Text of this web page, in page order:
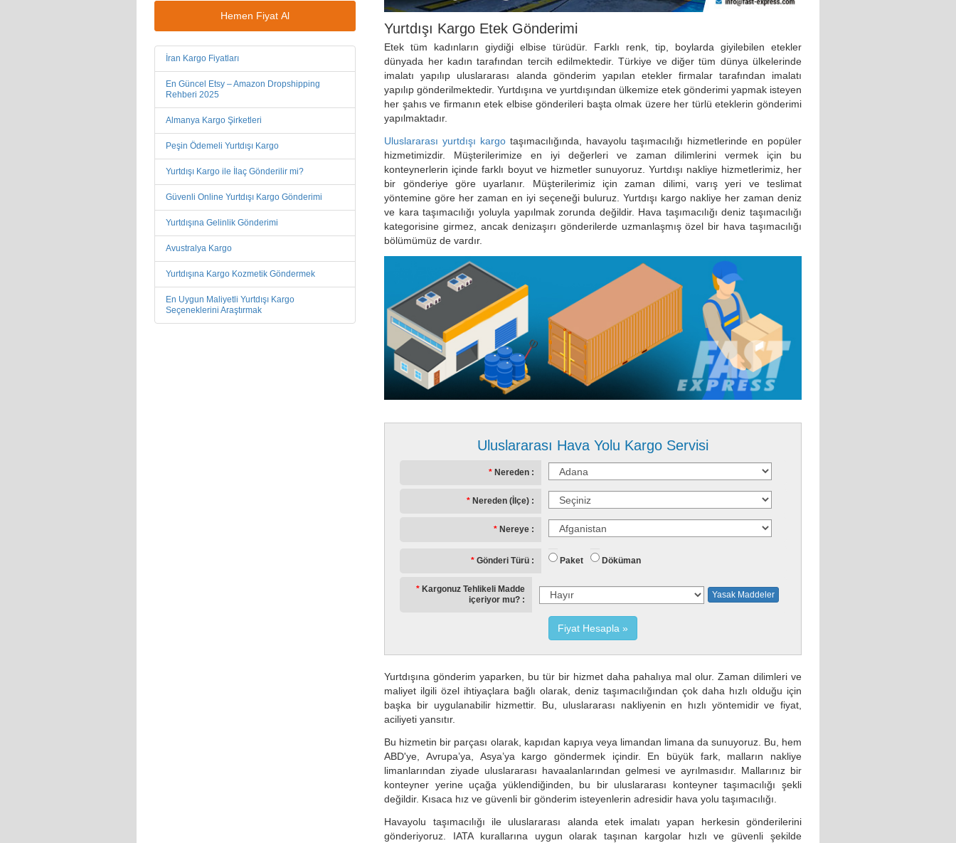
Hemen Fiyat Al
İran Kargo Fiyatları
En Güncel Etsy – Amazon Dropshipping
Rehberi 2025
Almanya Kargo Şirketleri
Peşin Ödemeli Yurtdışı Kargo
Yurtdışı Kargo ile İlaç Gönderilir mi?
Güvenli Online Yurtdışı Kargo Gönderimi
Yurtdışına Gelinlik Gönderimi
Avustralya Kargo
Yurtdışına Kargo Kozmetik Göndermek
En Uygun Maliyetli Yurtdışı Kargo
Seçeneklerini Araştırmak
Uluslararası Hava Yolu Kargo Servisi
Nereden
Nereden (İlçe)
Nereye
Gönderi Türü Paket Döküman
Kargonuz Tehlikeli Madde
içeriyor mu?
Yasak Maddeler
Fiyat Hesapla
Yurtdışı Kargo Etek Gönderimi
Etek tüm kadınların giydiği elbise türüdür. Farklı renk, tip, boylarda giyilebilen etekler
dünyada her kadın tarafından tercih edilmektedir. Türkiye ve diğer tüm dünya ülkelerinde
imalatı yapılıp uluslararası alanda gönderim yapılan etekler firmalar tarafından imalatı
yapılıp gönderilmektedir. Yurtdışına ve yurtdışından ülkemize etek gönderimi yapmak isteyen
her şahıs ve firmanın etek elbise gönderileri başta olmak üzere her türlü eteklerin gönderimi
yapılmaktadır.
Uluslararası yurtdışı kargo taşımacılığında, havayolu taşımacılığı hizmetlerinde en popüler
hizmetimizdir. Müşterilerimize en iyi değerleri ve zaman dilimlerini vermek için bu
konteynerlerin içinde farklı boyut ve hizmetler sunuyoruz. Yurtdışı nakliye hizmetlerimiz, her
bir gönderiye göre uyarlanır. Müşterilerimiz için zaman dilimi, varış yeri ve teslimat
yöntemine göre her zaman en iyi seçeneği buluruz. Yurtdışı kargo nakliye her zaman deniz
ve kara taşımacılığı yoluyla yapılmak zorunda değildir. Hava taşımacılığı deniz taşımacılığı
kategorisine girmez, ancak denizaşırı gönderilerde uzmanlaşmış özel bir hava taşımacılığı
bölümümüz de vardır.
Yurtdışına gönderim yaparken, bu tür bir hizmet daha pahalıya mal olur. Zaman dilimleri ve
maliyet ilgili özel ihtiyaçlara bağlı olarak, deniz taşımacılığından çok daha hızlı olduğu için
başka bir uygulanabilir hizmettir. Bu, uluslararası nakliyenin en hızlı yöntemidir ve fiyat,
aciliyeti yansıtır.
Bu hizmetin bir parçası olarak, kapıdan kapıya veya limandan limana da sunuyoruz. Bu, hem
ABD'ye, Avrupa’ya, Asya’ya kargo göndermek içindir. En büyük fark, malların nakliye
limanlarından ziyade uluslararası havaalanlarından gelmesi ve ayrılmasıdır. Mallarınız bir
konteyner yerine uçağa yüklendiğinden, bu bir uluslararası konteyner taşımacılığı şekli
değildir. Kısaca hız ve güvenli bir gönderim isteyenlerin adresidir hava yolu taşımacılığı.
Havayolu taşımacılığı ile uluslararası alanda etek imalatı yapan herkesin gönderilerini
gönderiyoruz. IATA kurallarına uygun olarak taşınan kargolar hızlı ve güvenli şekilde